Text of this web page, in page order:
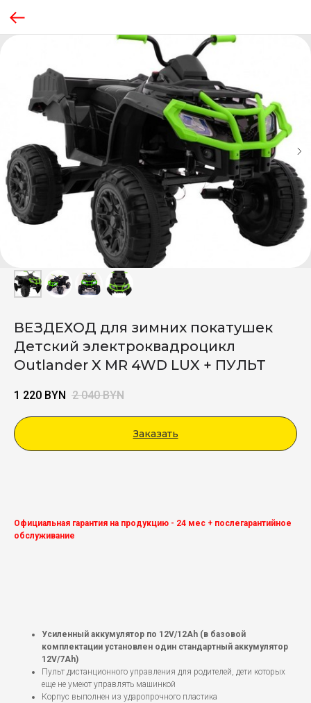
ВЕЗДЕХОД для зимних покатушек
Детский электроквадроцикл
Outlander X MR 4WD LUX + ПУЛЬТ
1 220 BYN 2 040 BYN
Заказать
Официальная гарантия на продукцию - 24 мес + послегарантийное
обслуживание
Усиленный аккумулятор по 12V/12Ah (в базовой
комплектации установлен один стандартный аккумулятор
12V/7Ah)
Пульт дистанционного управления для родителей, дети которых
еще не умеют управлять машинкой
Корпус выполнен из ударопрочного пластика